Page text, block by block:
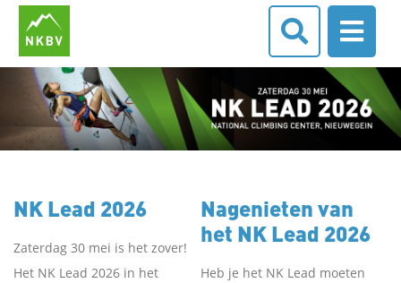
NK Lead 2026
Zaterdag 30 mei is het zover!
Het NK Lead 2026 in het
Nagenieten van
het NK Lead 2026
Heb je het NK Lead moeten